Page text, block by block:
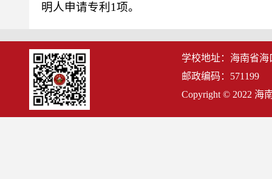
明人申请专利1项。
学校地址：海南省
邮政编码：571199
Copyright © 2022 海